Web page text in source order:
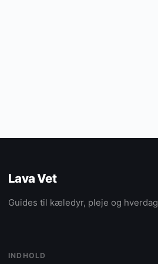
Lava Vet
Guides til kæledyr, pleje og hverdag
INDHOLD